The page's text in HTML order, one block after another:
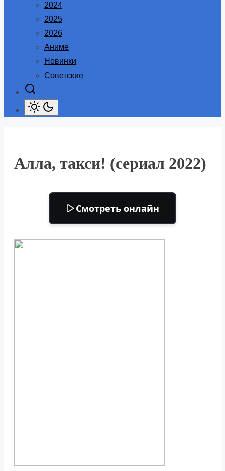
2024
2025
2026
Аниме
Новинки
Советские
Алла, такси! (сериал 2022)
Смотреть онлайн